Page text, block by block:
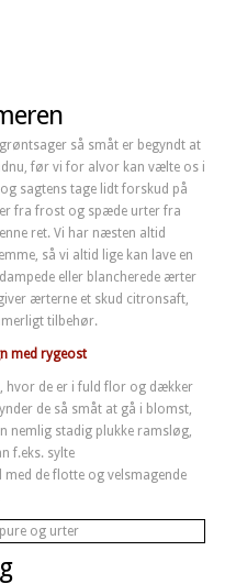
så småt er begyndt at
før vi for alvor kan vælte os i
sagtens tage lidt forskud på
fra frost og spæde urter fra
ret. Vi har næsten altid
så vi altid lige kan lave en
eller blancherede ærter
ærterne et skud citronsaft,
tilbehør.
med rygeost
hvor de er i fuld flor og dækker
de så småt at gå i blomst,
nemlig stadig plukke ramsløg,
f.eks. sylte
de flotte og velsmagende